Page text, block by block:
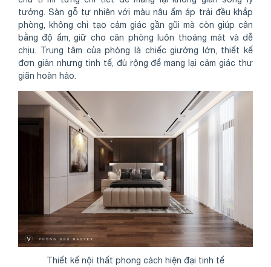
tưởng. Sàn gỗ tự nhiên với màu nâu ấm áp trải đều khắp
phòng, không chỉ tạo cảm giác gần gũi mà còn giúp cân
bằng độ ẩm, giữ cho căn phòng luôn thoáng mát và dễ
chịu. Trung tâm của phòng là chiếc giường lớn, thiết kế
đơn giản nhưng tinh tế, đủ rộng để mang lại cảm giác thư
giãn hoàn hảo.
Thiết kế nội thất phong cách hiện đại tinh tế